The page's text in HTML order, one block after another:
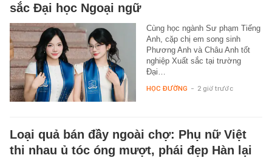
sắc Đại học Ngoại ngữ
Cùng học ngành Sư phạm Tiếng
Anh, cặp chị em song sinh
Phương Anh và Châu Anh tốt
nghiệp Xuất sắc tại trường
Đại…
HỌC ĐƯỜNG - 2 giờ trước
Loại quả bán đầy ngoài chợ: Phụ nữ Việt
thi nhau ủ tóc óng mượt, phái đẹp Hàn lại